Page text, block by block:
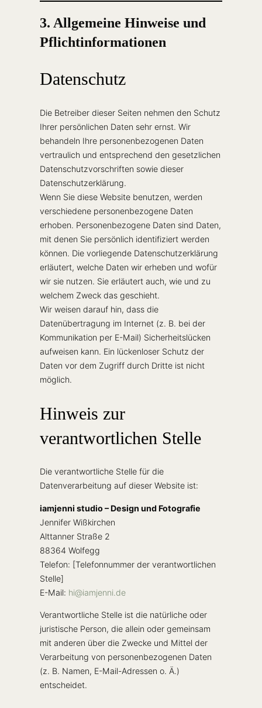
3. Allgemeine Hinweise und
Pflichtinformationen
Datenschutz
Die Betreiber dieser Seiten nehmen den Schutz
Ihrer persönlichen Daten sehr ernst. Wir
behandeln Ihre personenbezogenen Daten
vertraulich und entsprechend den gesetzlichen
Datenschutzvorschriften sowie dieser
Datenschutzerklärung.
Wenn Sie diese Website benutzen, werden
verschiedene personenbezogene Daten
erhoben. Personenbezogene Daten sind Daten,
mit denen Sie persönlich identifiziert werden
können. Die vorliegende Datenschutzerklärung
erläutert, welche Daten wir erheben und wofür
wir sie nutzen. Sie erläutert auch, wie und zu
welchem Zweck das geschieht.
Wir weisen darauf hin, dass die
Datenübertragung im Internet (z. B. bei der
Kommunikation per E-Mail) Sicherheitslücken
aufweisen kann. Ein lückenloser Schutz der
Daten vor dem Zugriff durch Dritte ist nicht
möglich.
Hinweis zur
verantwortlichen Stelle
Die verantwortliche Stelle für die
Datenverarbeitung auf dieser Website ist:
iamjenni studio – Design und Fotografie
Jennifer Wißkirchen
Alttanner Straße 2
88364 Wolfegg
Telefon: [Telefonnummer der verantwortlichen
Stelle]
E-Mail: hi@iamjenni.de
Verantwortliche Stelle ist die natürliche oder
juristische Person, die allein oder gemeinsam
mit anderen über die Zwecke und Mittel der
Verarbeitung von personenbezogenen Daten
(z. B. Namen, E-Mail-Adressen o. Ä.)
entscheidet.